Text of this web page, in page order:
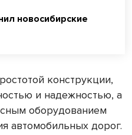
новосибирские
конструкции,
и надежностью, а
оборудованием
автомобильных дорог.